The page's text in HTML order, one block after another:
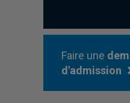
Faire une
d'admission